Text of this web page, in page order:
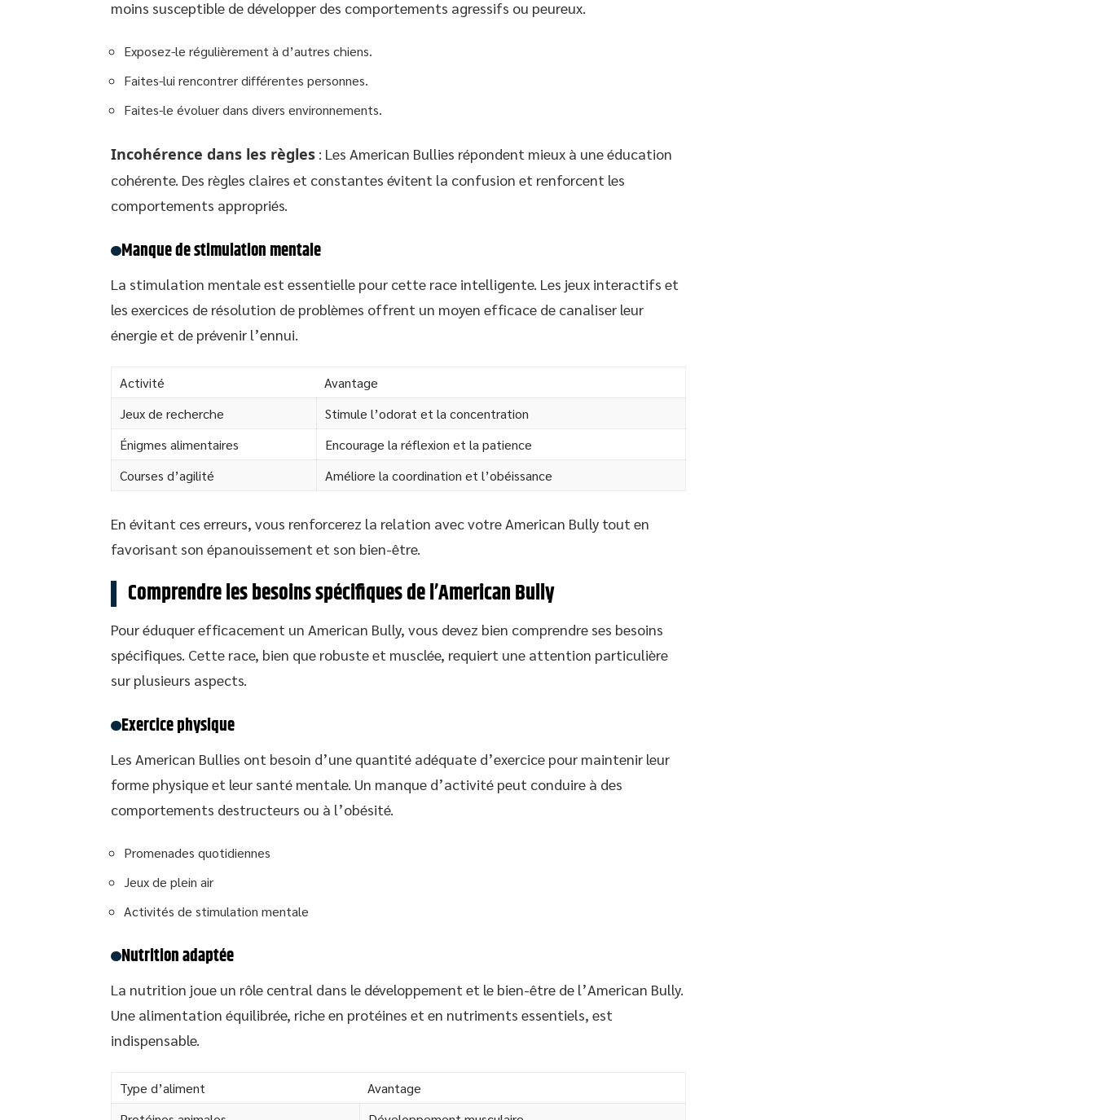
moins susceptible de développer des comportements agressifs ou peureux.
Exposez-le régulièrement à d’autres chiens.
Faites-lui rencontrer différentes personnes.
Faites-le évoluer dans divers environnements.
Incohérence dans les règles : Les American Bullies répondent mieux à une éducation
cohérente. Des règles claires et constantes évitent la confusion et renforcent les
comportements appropriés.
Manque de stimulation mentale
La stimulation mentale est essentielle pour cette race intelligente. Les jeux interactifs et
les exercices de résolution de problèmes offrent un moyen efficace de canaliser leur
énergie et de prévenir l’ennui.
Activité
Avantage
Jeux de recherche
Stimule l’odorat et la concentration
Énigmes alimentaires
Encourage la réflexion et la patience
Courses d’agilité
Améliore la coordination et l’obéissance
En évitant ces erreurs, vous renforcerez la relation avec votre American Bully tout en
favorisant son épanouissement et son bien-être.
Comprendre les besoins spécifiques de l’American Bully
Pour éduquer efficacement un American Bully, vous devez bien comprendre ses besoins
spécifiques. Cette race, bien que robuste et musclée, requiert une attention particulière
sur plusieurs aspects.
Exercice physique
Les American Bullies ont besoin d’une quantité adéquate d’exercice pour maintenir leur
forme physique et leur santé mentale. Un manque d’activité peut conduire à des
comportements destructeurs ou à l’obésité.
Promenades quotidiennes
Jeux de plein air
Activités de stimulation mentale
Nutrition adaptée
La nutrition joue un rôle central dans le développement et le bien-être de l’American Bully.
Une alimentation équilibrée, riche en protéines et en nutriments essentiels, est
indispensable.
Type d’aliment
Avantage